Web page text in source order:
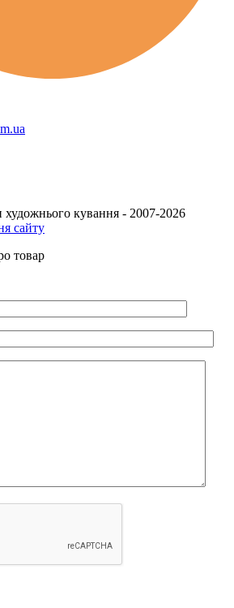
кування - 2007-2026
сайту
товар